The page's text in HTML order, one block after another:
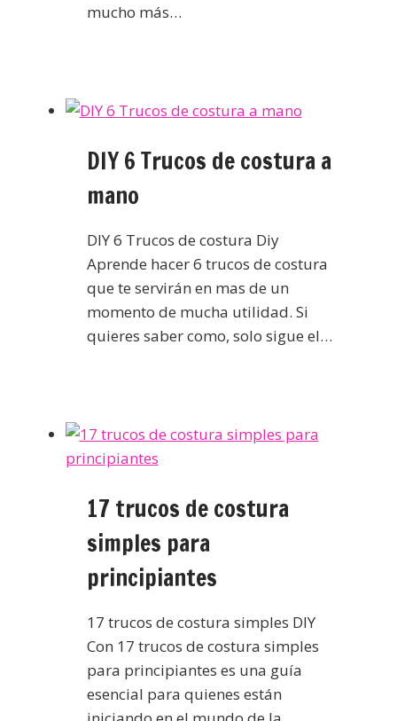
mucho más…
DIY 6 Trucos de costura a
mano
DIY 6 Trucos de costura Diy
Aprende hacer 6 trucos de costura
que te servirán en mas de un
momento de mucha utilidad. Si
quieres saber como, solo sigue el…
17 trucos de costura
simples para
principiantes
17 trucos de costura simples DIY
Con 17 trucos de costura simples
para principiantes es una guía
esencial para quienes están